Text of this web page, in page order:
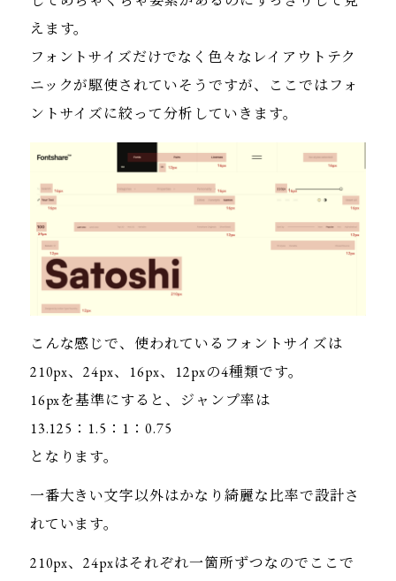
えます。
フォントサイズだけでなく色々なレイアウトテク
ニックが駆使されていそうですが、ここではフォ
ントサイズに絞って分析していきます。
こんな感じで、使われているフォントサイズは
210px、24px、16px、12pxの4種類です。
16pxを基準にすると、ジャンプ率は
13.125：1.5：1：0.75
となります。
一番大きい文字以外はかなり綺麗な比率で設計さ
れています。
210px、24pxはそれぞれ一箇所ずつなのでここで